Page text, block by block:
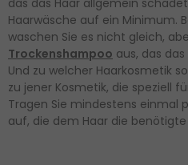
Haarwäsche auf ein Minimum.
waschen Sie es nicht gleich,
Trockenshampoo aus, das
Und zu welcher Haarkosmetik
zu jener Kosmetik, die speziell
Tragen Sie mindestens einmal
auf, die dem Haar die